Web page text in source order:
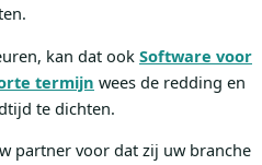
kan dat ook Software voor
termijn wees de redding en
te dichten.
partner voor dat zij uw branche